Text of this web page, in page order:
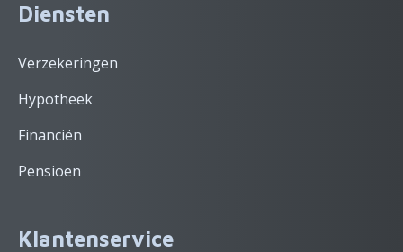
Diensten
Verzekeringen
Hypotheek
Financiën
Pensioen
Klantenservice